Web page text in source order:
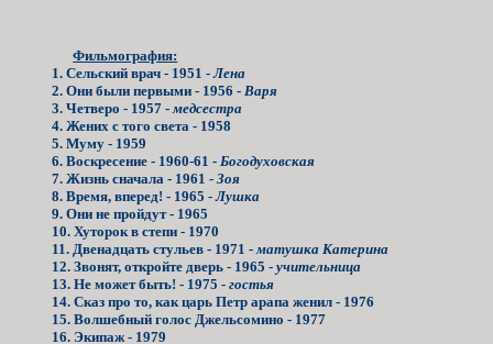
Фильмография:
1. Сельский врач - 1951 -Лена
2. Они были первыми - 1956 - Варя
3. Четверо - 1957 - медсестра
4. Жених с того света - 1958
5. Муму - 1959
6. Воскресение - 1960-61 - Богодуховская
7. Жизнь сначала - 1961 -Зоя
8. Время, вперед! - 1965 -Лушка
9. Они не пройдут - 1965
10. Хуторок в степи - 1970
11. Двенадцать стульев - 1971 - матушка Катерина
12. Звонят, откройте дверь - 1965 -учительница
13. Не может быть! - 1975 -гостья
14. Сказ про то, как царь Петр арапа женил - 1976
15. Волшебный голос Джельсомино - 1977
16. Экипаж - 1979